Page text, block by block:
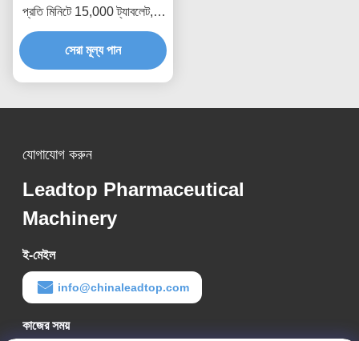
প্রতি মিনিটে 15,000 ট্যাবলেট, >
99.98% নির্ভুলতার হার এবং 10 ~
500 মিলি বোতল সামঞ্জস্য
সেরা মূল্য পান
যোগাযোগ করুন
Leadtop Pharmaceutical
Machinery
ই-মেইল
info@chinaleadtop.com
কাজের সময়